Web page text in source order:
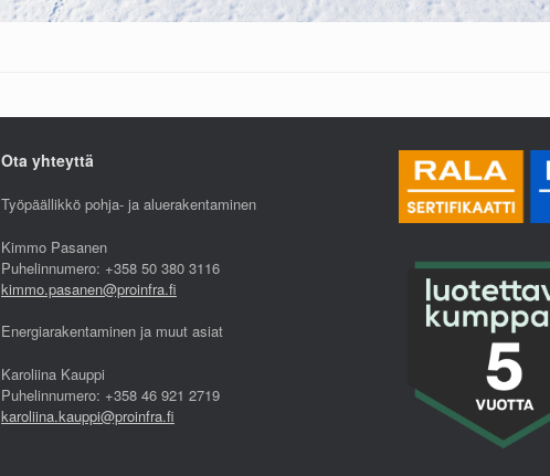
Ota yhteyttä
Työpäällikkö pohja- ja aluerakentaminen
Kimmo Pasanen
Puhelinnumero: +358 50 380 3116
kimmo.pasanen@proinfra.fi
Energiarakentaminen ja muut asiat
Karoliina Kauppi
Puhelinnumero: +358 46 921 2719
karoliina.kauppi@proinfra.fi